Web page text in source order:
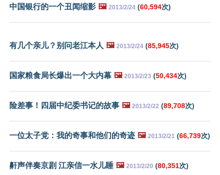
中国银行的一个丑闻缩影 🖼️ 2013/2/24 (60,594次)
有几个亲儿？别问老江本人 🖼️ 2013/2/24 (85,945次)
国家粮食局长爆出一个大内幕 🖼️ 2013/2/23 (50,434次)
险差事！四届中纪委书记的故事 🖼️ 2013/2/22 (89,708次)
一位太子党：我的奇事和他们的奇迹 🖼️ 2013/2/21 (66,739次)
鼾声伴奏京剧 江亲信一水儿睡 🖼️ 2013/2/20 (80,351次)